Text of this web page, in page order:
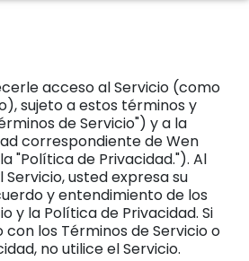
acceso al Servicio (como
sujeto a estos términos y
de Servicio") y a la
correspondiente de Wen
"Política de Privacidad."). Al
usted expresa su
y entendimiento de los
y la Política de Privacidad. Si
los Términos de Servicio o
no utilice el Servicio.